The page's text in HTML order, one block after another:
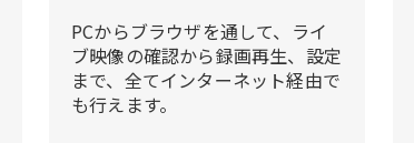
PCからブラウザを通して、ライ
ブ映像の確認から録画再生、設定
まで、全てインターネット経由で
も行えます。